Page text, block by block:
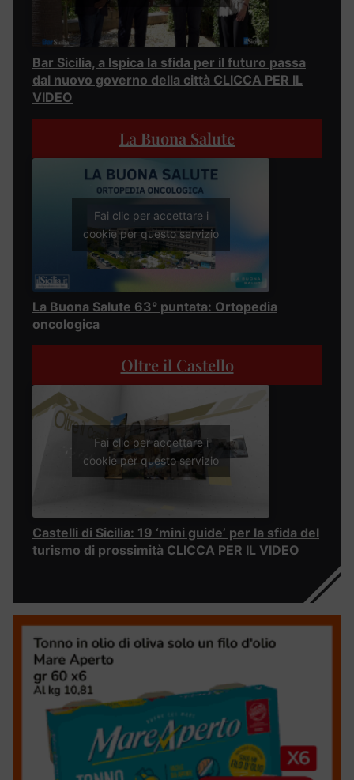
Bar Sicilia, a Ispica la sfida per il futuro passa
dal nuovo governo della città CLICCA PER IL
VIDEO
La Buona Salute
Fai clic per accettare i
cookie per questo servizio
La Buona Salute 63° puntata: Ortopedia
oncologica
Oltre il Castello
Fai clic per accettare i
cookie per questo servizio
Castelli di Sicilia: 19 ‘mini guide’ per la sfida del
turismo di prossimità CLICCA PER IL VIDEO